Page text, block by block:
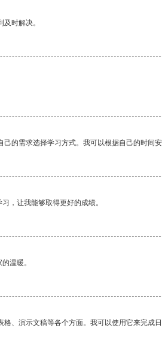
时解决。
的需求选择学习方式。我可以根据自己的时间安
，让我能够取得更好的成绩。
温暖。
、演示文稿等各个方面。我可以使用它来完成